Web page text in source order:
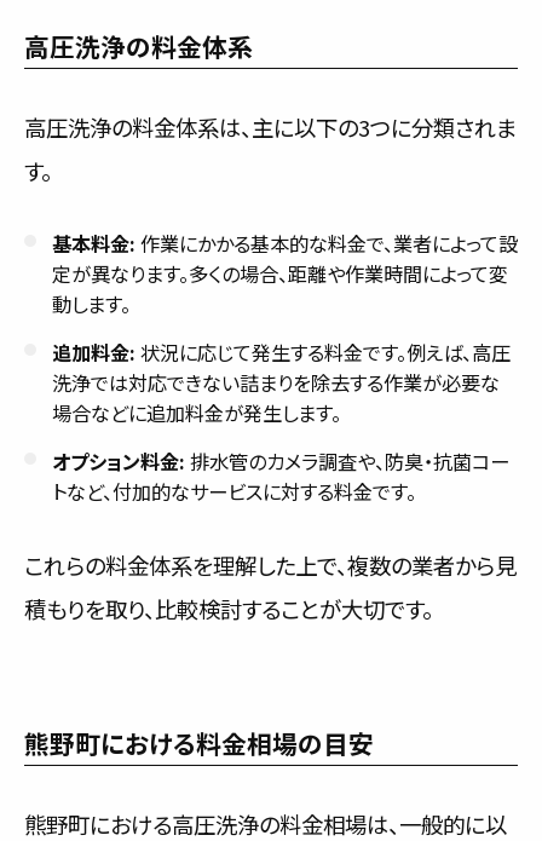
高圧洗浄の料金体系
高圧洗浄の料金体系は、主に以下の3つに分類されま
す。
基本料金: 作業にかかる基本的な料金で、業者によって設
定が異なります。多くの場合、距離や作業時間によって変
動します。
追加料金: 状況に応じて発生する料金です。例えば、高圧
洗浄では対応できない詰まりを除去する作業が必要な
場合などに追加料金が発生します。
オプション料金: 排水管のカメラ調査や、防臭・抗菌コー
トなど、付加的なサービスに対する料金です。
これらの料金体系を理解した上で、複数の業者から見
積もりを取り、比較検討することが大切です。
熊野町における料金相場の目安
熊野町における高圧洗浄の料金相場は、一般的に以